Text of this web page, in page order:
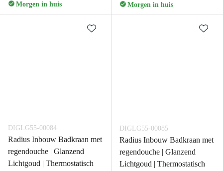
Morgen in huis Morgen in huis
DIGLG55-00084
Radius Inbouw Badkraan met
regendouche | Glanzend
Lichtgoud | Thermostatisch
DIGLG55-00085
Radius Inbouw Badkraan met
regendouche | Glanzend
Lichtgoud | Thermostatisch